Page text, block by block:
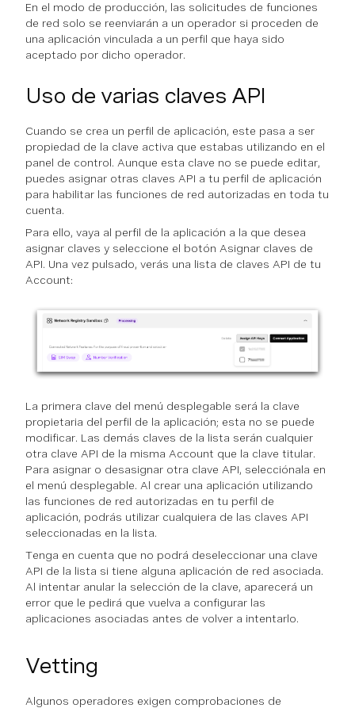
En el modo de producción, las solicitudes de funciones
de red solo se reenviarán a un operador si proceden de
una aplicación vinculada a un perfil que haya sido
aceptado por dicho operador.
Uso de varias claves API
Cuando se crea un perfil de aplicación, este pasa a ser
propiedad de la clave activa que estabas utilizando en el
panel de control. Aunque esta clave no se puede editar,
puedes asignar otras claves API a tu perfil de aplicación
para habilitar las funciones de red autorizadas en toda tu
cuenta.
Para ello, vaya al perfil de la aplicación a la que desea
asignar claves y seleccione el botón Asignar claves de
API. Una vez pulsado, verás una lista de claves API de tu
Account:
La primera clave del menú desplegable será la clave
propietaria del perfil de la aplicación; esta no se puede
modificar. Las demás claves de la lista serán cualquier
otra clave API de la misma Account que la clave titular.
Para asignar o desasignar otra clave API, selecciónala en
el menú desplegable. Al crear una aplicación utilizando
las funciones de red autorizadas en tu perfil de
aplicación, podrás utilizar cualquiera de las claves API
seleccionadas en la lista.
Tenga en cuenta que no podrá deseleccionar una clave
API de la lista si tiene alguna aplicación de red asociada.
Al intentar anular la selección de la clave, aparecerá un
error que le pedirá que vuelva a configurar las
aplicaciones asociadas antes de volver a intentarlo.
Vetting
Algunos operadores exigen comprobaciones de